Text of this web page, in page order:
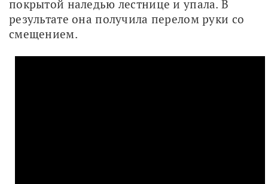
покрытой наледью лестнице и упала. В
результате она получила перелом руки со
смещением.